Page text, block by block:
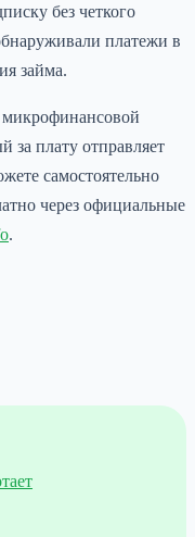
без четкого
платежи в
займа.
микрофинансовой
за плату отправляет
самостоятельно
через официальные
.